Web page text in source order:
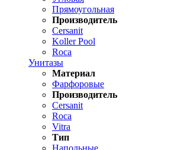
Прямоугольная
Производитель
Cersanit
Koller Pool
Roca
Унитазы
Материал
Фарфоровые
Производитель
Cersanit
Roca
Vitra
Тип
Напольные